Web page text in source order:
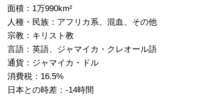
面積：1万990km²
人種・民族：アフリカ系、混血、その他
宗教：キリスト教
言語：英語、ジャマイカ・クレオール語
通貨：ジャマイカ・ドル
消費税：16.5%
日本との時差：-14時間